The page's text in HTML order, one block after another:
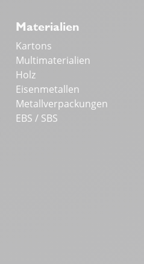
Materialien
Kartons
Multimaterialien
Holz
Eisenmetallen
Metallverpackungen
EBS / SBS